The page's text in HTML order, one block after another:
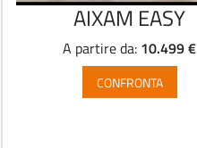
AIXAM EASY
A partire da: 10.499 €
CONFRONTA